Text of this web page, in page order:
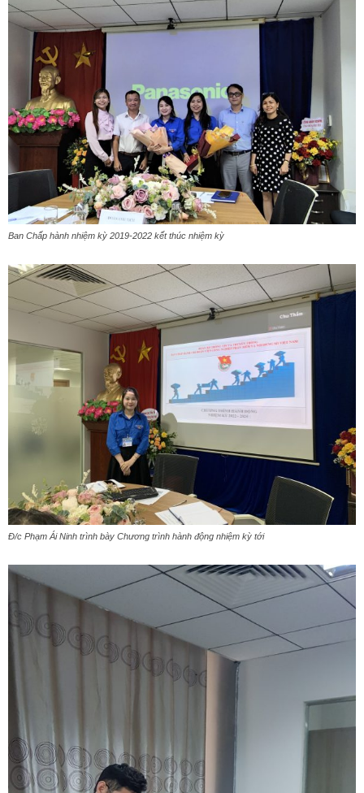
Ban Chấp hành nhiệm kỳ 2019-2022 kết thúc nhiệm kỳ
Đ/c Phạm Ái Ninh trình bày Chương trình hành động nhiệm kỳ tới